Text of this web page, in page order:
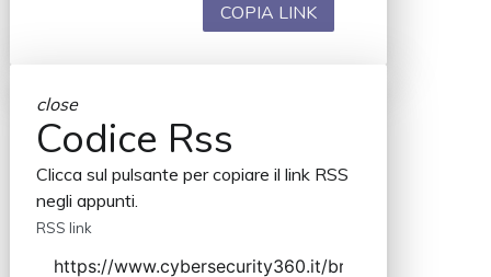
COPIA LINK
close
Codice Rss
Clicca sul pulsante per copiare il link RSS
negli appunti.
RSS link